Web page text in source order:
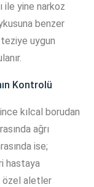
yine narkoz
benzer
uygun
Kontrolü
kılcal borudan
ağrı
ise;
hastaya
özel aletler